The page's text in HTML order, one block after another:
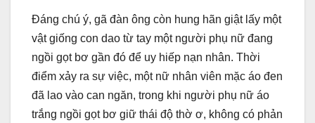
Đáng chú ý, gã đàn ông còn hung hãn giật lấy một
vật giống con dao từ tay một người phụ nữ đang
ngồi gọt bơ gần đó để uy hiếp nạn nhân. Thời
điểm xảy ra sự việc, một nữ nhân viên mặc áo đen
đã lao vào can ngăn, trong khi người phụ nữ áo
trắng ngồi gọt bơ giữ thái độ thờ ơ, không có phản